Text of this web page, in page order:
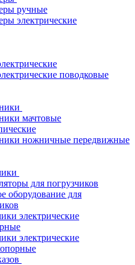
ручные
электрические
поводковые
мачтовые
ножничные передвижные
для погрузчиков
оборудование для
электрические
электрические